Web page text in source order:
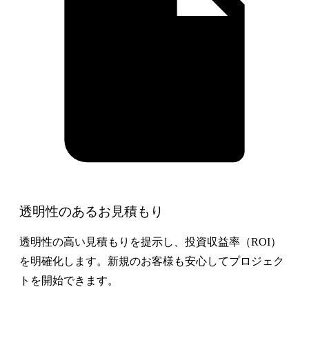
透明性のあるお見積もり
透明性の高い見積もりを提示し、投資収益率（ROI）
を明確化します。新規のお客様も安心してプロジェク
トを開始できます。